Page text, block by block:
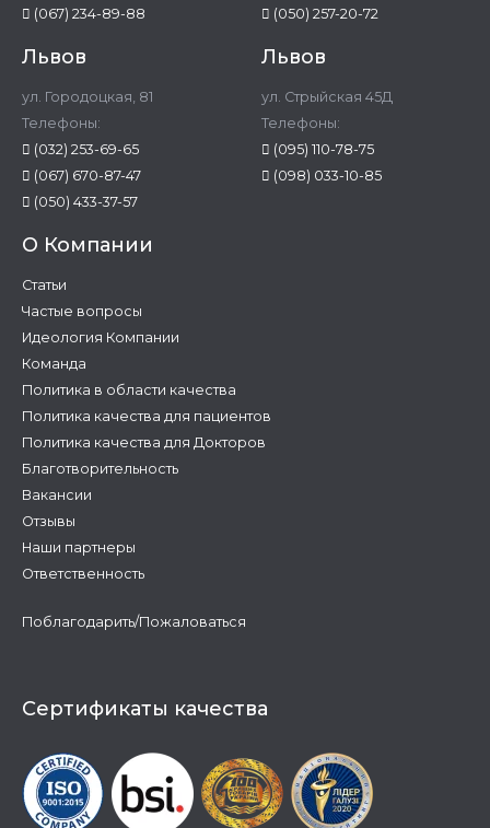
(067) 234-89-88
(050) 257-20-72
Львов
ул. Городоцкая, 81
Телефоны:
(032) 253-69-65
(067) 670-87-47
(050) 433-37-57
Львов
ул. Стрыйская 45Д
Телефоны:
(095) 110-78-75
(098) 033-10-85
О Компании
Статьи
Частые вопросы
Идеология Компании
Команда
Политика в области качества
Политика качества для пациентов
Политика качества для Докторов
Благотворительность
Вакансии
Отзывы
Наши партнеры
Ответственность
Поблагодарить/Пожаловаться
Сертификаты качества